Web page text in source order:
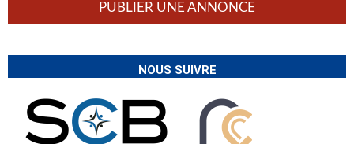
PUBLIER UNE ANNONCE
NOUS SUIVRE